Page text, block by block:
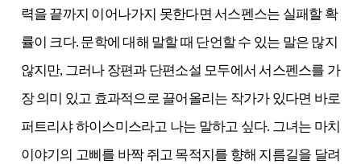
력을 끝까지 이어나가지 못한다면 서스펜스는 실패할 확
률이 크다. 문학에 대해 말할 때 단언할 수 있는 말은 많지
않지만, 그러나 장편과 단편소설 모두에서 서스펜스를 가
장 의미 있고 효과적으로 끌어올리는 작가가 있다면 바로
퍼트리샤 하이스미스라고 나는 말하고 싶다. 그녀는 마치
이야기의 고삐를 바짝 쥐고 목적지를 향해 지름길을 달려